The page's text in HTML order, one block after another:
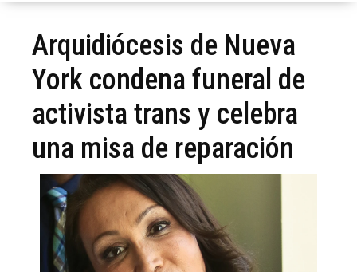
Arquidiócesis de Nueva
York condena funeral de
activista trans y celebra
una misa de reparación